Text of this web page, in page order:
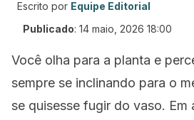
Escrito por Equipe Editorial
Publicado: 14 maio, 2026 18:00
Você olha para a planta e
sempre se inclinando para o
se quisesse fugir do vaso. Em